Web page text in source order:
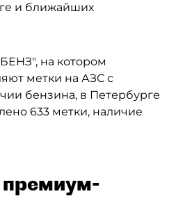
и ближайших
на котором
метки на АЗС с
бензина, в Петербурге
633 метки, наличие
премиум-